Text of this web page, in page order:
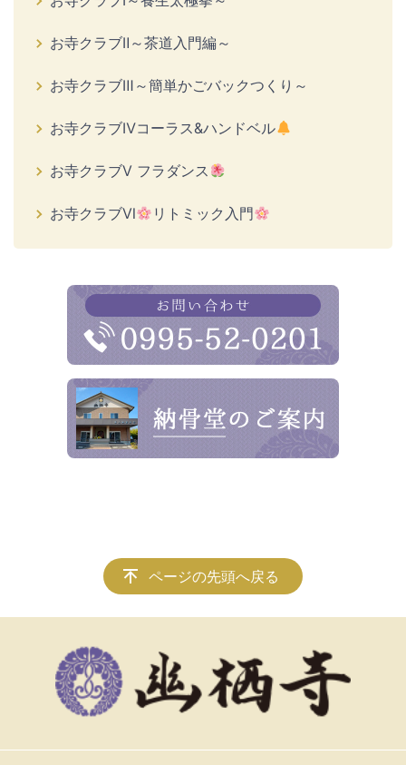
お寺クラブⅡ～茶道入門編～
お寺クラブⅢ～簡単かごバックつくり～
お寺クラブⅣコーラス&ハンドベル
お寺クラブⅤ フラダンス
お寺クラブⅥ リトミック入門
ページの先頭へ戻る